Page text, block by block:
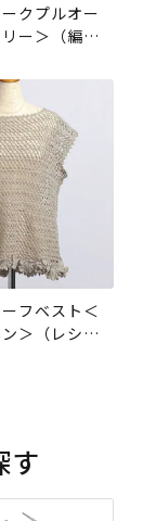
クプルオー
ー＞（編み
フベスト＜
＞（レシ
す